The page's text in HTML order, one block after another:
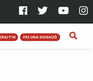
T'HI FES UNA DONACIÓ